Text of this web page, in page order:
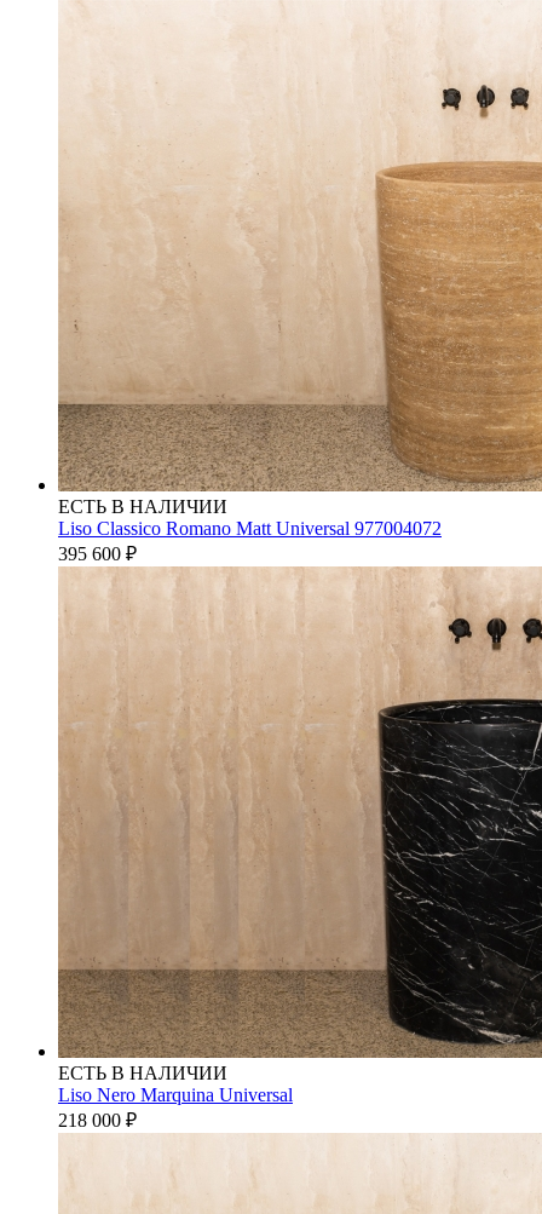
ЕСТЬ В НАЛИЧИИ
Liso Classico Romano Matt Universal 977004072
395 600 ₽
ЕСТЬ В НАЛИЧИИ
Liso Nero Marquina Universal
218 000 ₽